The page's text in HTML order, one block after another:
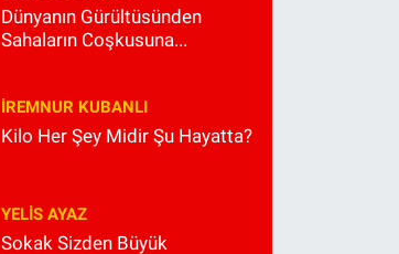
Dünyanın Gürültüsünden
Sahaların Coşkusuna...
İREMNUR KUBANLI
Kilo Her Şey Midir Şu Hayatta?
YELIS AYAZ
Sokak Sizden Büyük